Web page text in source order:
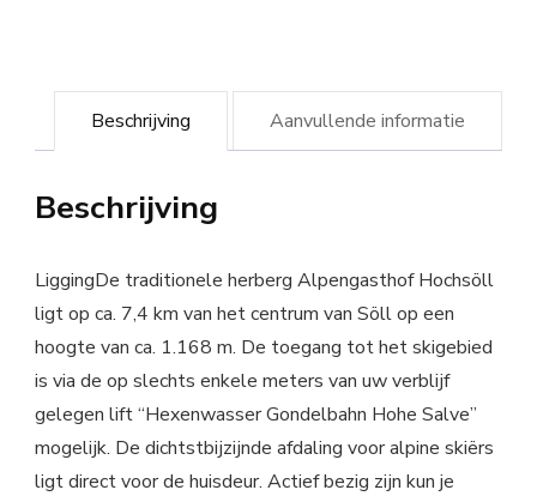
Beschrijving Aanvullende informatie
Beschrijving
LiggingDe traditionele herberg Alpengasthof Hochsöll
ligt op ca. 7,4 km van het centrum van Söll op een
hoogte van ca. 1.168 m. De toegang tot het skigebied
is via de op slechts enkele meters van uw verblijf
gelegen lift “Hexenwasser Gondelbahn Hohe Salve”
mogelijk. De dichtstbijzijnde afdaling voor alpine skiërs
ligt direct voor de huisdeur. Actief bezig zijn kun je